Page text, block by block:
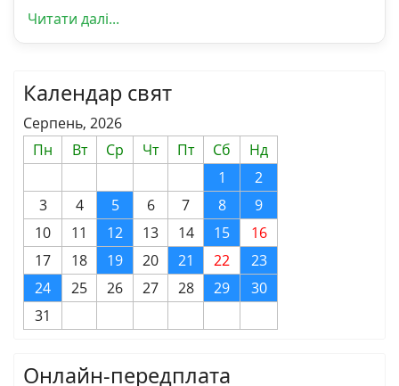
Читати далі...
Календар свят
Серпень, 2026
Пн
Вт Ср Чт Пт Сб
Нд
1
2
3
4 5 6 7 8
9
10
11 12 13 14 15
16
17
18 19 20 21 22
23
24
25 26 27 28 29
30
31
Онлайн-передплата